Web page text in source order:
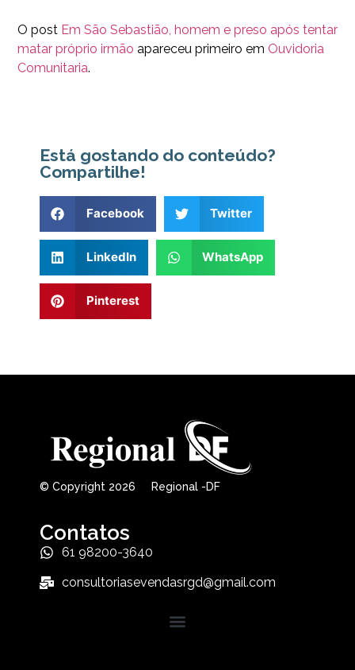
O post Em São Sebastião, homem e preso após tentar
matar próprio irmão apareceu primeiro em Ouvidoria
Comunitaria.
Está gostando do conteúdo?
Compartilhe!
Facebook Twitter
LinkedIn WhatsApp
Pinterest
© Copyright 2026 Regional -DF
Contatos
61 98200-3640
consultoriasevendasrgd@gmail.com